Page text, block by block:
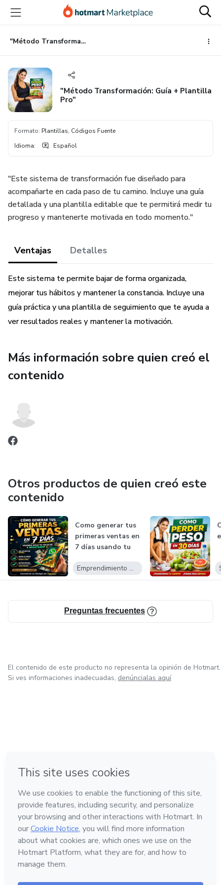
principal
página
de
página
"Método Transformación: Guía + Plantilla Pro"
"Método Transformación: Guía + Plantilla
Pro"
Formato: Plantillas, Códigos Fuente
Idioma: Español
"Este sistema de transformación fue diseñado para
acompañarte en cada paso de tu camino. Incluye una guía
detallada y una plantilla editable que te permitirá medir tu
progreso y mantenerte motivada en todo momento."
Ventajas Detalles
Este sistema te permite bajar de forma organizada,
mejorar tus hábitos y mantener la constancia. Incluye una
guía práctica y una plantilla de seguimiento que te ayuda a
ver resultados reales y mantener la motivación.
Más información sobre quien creó el
contenido
Otros productos de quien creó este
contenido
Como generar tus
primeras ventas en
7 días usando tu
Emprendimiento Digital
Preguntas frecuentes
El contenido de este producto no representa la opinión de Hotmart.
Si ves informaciones inadecuadas, denúncialas aquí
Hecho con❤ en Belo Horizonte
Conoce Hotmart
Idioma
Español